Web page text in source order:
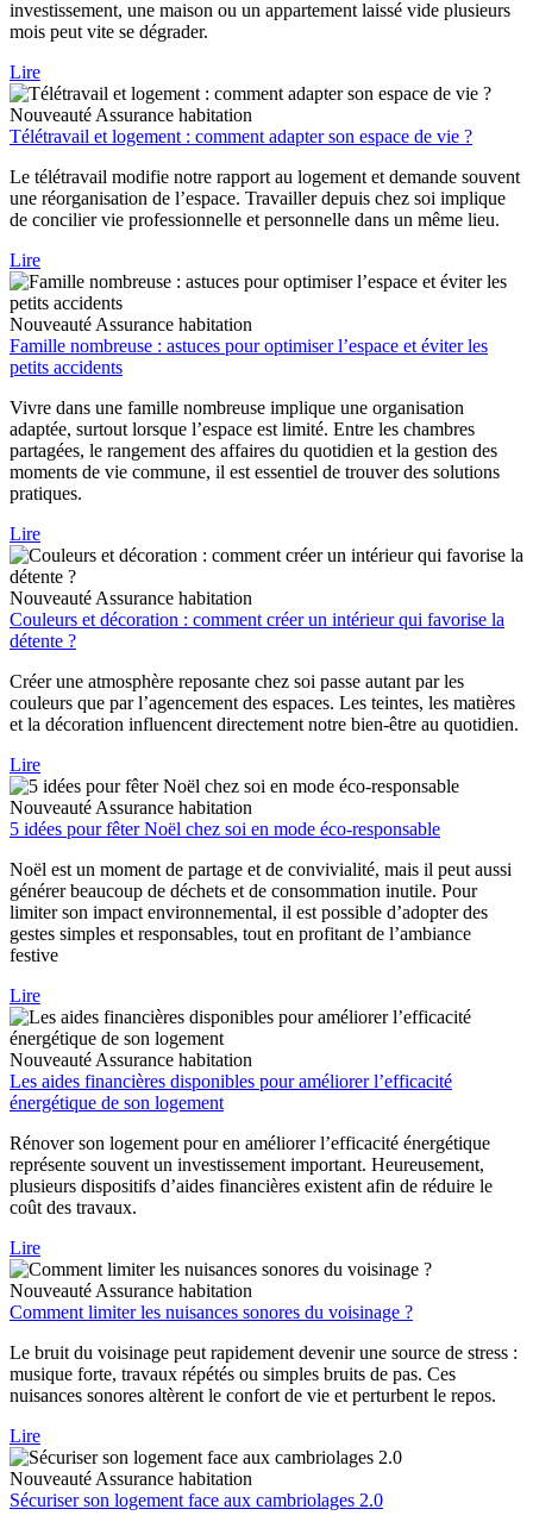
investissement, une maison ou un appartement laissé vide plusieurs
mois peut vite se dégrader.
Lire
Nouveauté Assurance habitation
Télétravail et logement : comment adapter son espace de vie ?
Le télétravail modifie notre rapport au logement et demande souvent
une réorganisation de l’espace. Travailler depuis chez soi implique
de concilier vie professionnelle et personnelle dans un même lieu.
Lire
Nouveauté Assurance habitation
Famille nombreuse : astuces pour optimiser l’espace et éviter les
petits accidents
Vivre dans une famille nombreuse implique une organisation
adaptée, surtout lorsque l’espace est limité. Entre les chambres
partagées, le rangement des affaires du quotidien et la gestion des
moments de vie commune, il est essentiel de trouver des solutions
pratiques.
Lire
Nouveauté Assurance habitation
Couleurs et décoration : comment créer un intérieur qui favorise la
détente ?
Créer une atmosphère reposante chez soi passe autant par les
couleurs que par l’agencement des espaces. Les teintes, les matières
et la décoration influencent directement notre bien-être au quotidien.
Lire
Nouveauté Assurance habitation
5 idées pour fêter Noël chez soi en mode éco-responsable
Noël est un moment de partage et de convivialité, mais il peut aussi
générer beaucoup de déchets et de consommation inutile. Pour
limiter son impact environnemental, il est possible d’adopter des
gestes simples et responsables, tout en profitant de l’ambiance
festive
Lire
Nouveauté Assurance habitation
Les aides financières disponibles pour améliorer l’efficacité
énergétique de son logement
Rénover son logement pour en améliorer l’efficacité énergétique
représente souvent un investissement important. Heureusement,
plusieurs dispositifs d’aides financières existent afin de réduire le
coût des travaux.
Lire
Nouveauté Assurance habitation
Comment limiter les nuisances sonores du voisinage ?
Le bruit du voisinage peut rapidement devenir une source de stress :
musique forte, travaux répétés ou simples bruits de pas. Ces
nuisances sonores altèrent le confort de vie et perturbent le repos.
Lire
Nouveauté Assurance habitation
Sécuriser son logement face aux cambriolages 2.0